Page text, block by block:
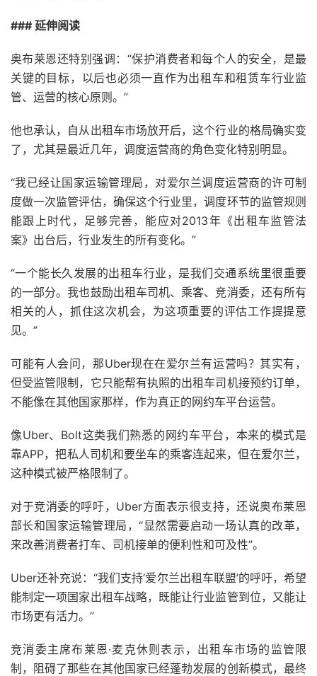
### 延伸阅读
奥布莱恩还特别强调：“保护消费者和每个人的安全，是最
关键的目标，以后也必须一直作为出租车和租赁车行业监
管、运营的核心原则。”
他也承认，自从出租车市场放开后，这个行业的格局确实变
了，尤其是最近几年，调度运营商的角色变化特别明显。
“我已经让国家运输管理局，对爱尔兰调度运营商的许可制
度做一次监管评估，确保这个行业里，调度环节的监管规则
能跟上时代，足够完善，能应对2013年《出租车监管法
案》出台后，行业发生的所有变化。”
“一个能长久发展的出租车行业，是我们交通系统里很重要
的一部分。我也鼓励出租车司机、乘客、竞消委，还有所有
相关的人，抓住这次机会，为这项重要的评估工作提提意
见。”
可能有人会问，那Uber现在在爱尔兰有运营吗？其实有，
但受监管限制，它只能帮有执照的出租车司机接预约订单，
不能像在其他国家那样，作为真正的网约车平台运营。
像Uber、Bolt这类我们熟悉的网约车平台，本来的模式是
靠APP，把私人司机和要坐车的乘客连起来，但在爱尔兰，
这种模式被严格限制了。
对于竞消委的呼吁，Uber方面表示很支持，还说奥布莱恩
部长和国家运输管理局，“显然需要启动一场认真的改革，
来改善消费者打车、司机接单的便利性和可及性”。
Uber还补充说：“我们支持‘爱尔兰出租车联盟’的呼吁，希望
能制定一项国家出租车战略，既能让行业监管到位，又能让
市场更有活力。”
竞消委主席布莱恩·麦克休则表示，出租车市场的监管限
制，阻碍了那些在其他国家已经蓬勃发展的创新模式，最终